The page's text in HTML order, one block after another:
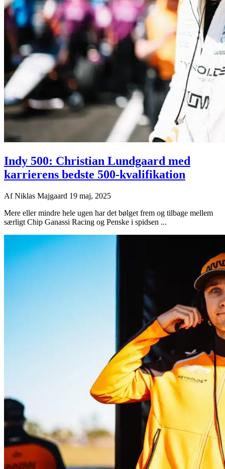
Indy 500: Christian Lundgaard med
karrierens bedste 500-kvalifikation
AfNiklas Majgaard 19 maj, 2025
Mere eller mindre hele ugen har det bølget frem og tilbage mellem
særligt Chip Ganassi Racing og Penske i spidsen ...